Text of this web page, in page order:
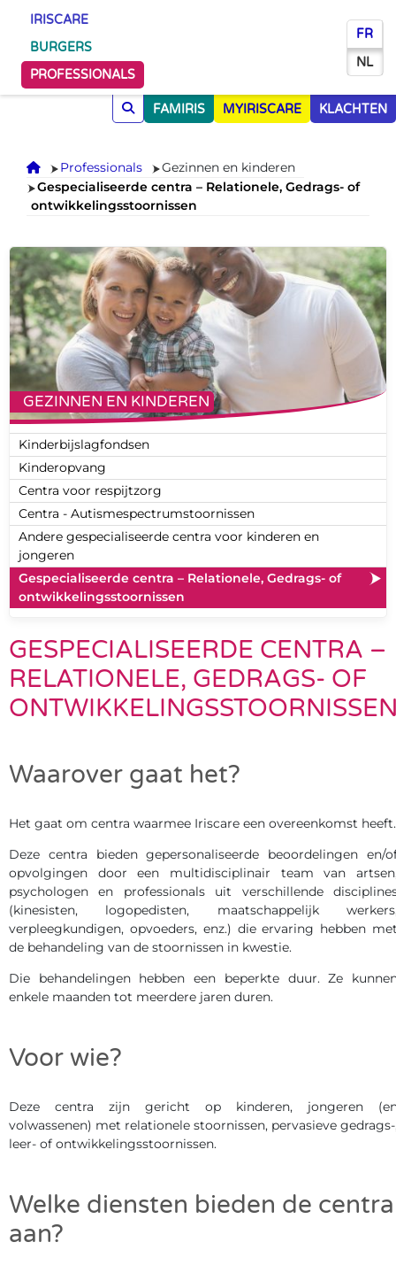
IRISCARE
BURGERS
PROFESSIONALS
FR
NL
FAMIRIS MYIRISCARE KLACHTEN
Onthaal
Professionals
Gezinnen en kinderen
Gespecialiseerde centra – Relationele, Gedrags- of
ontwikkelingsstoornissen
GEZINNEN EN KINDEREN
Kinderbijslagfondsen
Kinderopvang
Centra voor respijtzorg
Centra - Autismespectrumstoornissen
Andere gespecialiseerde centra voor kinderen en
jongeren
Gespecialiseerde centra – Relationele, Gedrags- of
ontwikkelingsstoornissen
GESPECIALISEERDE CENTRA –
RELATIONELE, GEDRAGS- OF
Waarover gaat het?
Het gaat om centra waarmee Iriscare een overeenkomst heeft.
Deze centra bieden gepersonaliseerde beoordelingen en/
opvolgingen door een multidisciplinair team van
psychologen en professionals uit verschillende
(kinesisten, logopedisten, maatschappelijk
verpleegkundigen, opvoeders, enz.) die ervaring hebben
de behandeling van de stoornissen in kwestie.
Die behandelingen hebben een beperkte duur. Ze
enkele maanden tot meerdere jaren duren.
Voor wie?
Deze centra zijn gericht op kinderen, jongeren
volwassenen) met relationele stoornissen, pervasieve
leer- of ontwikkelingsstoornissen.
Welke diensten bieden de centra
aan?